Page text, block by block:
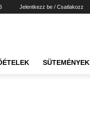
Jelentkezz be / Csatlakozz
SÜTEMÉNYEK